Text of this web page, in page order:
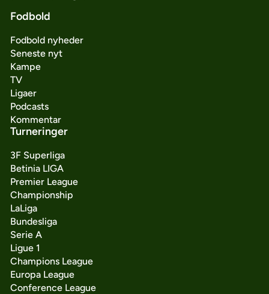
Fodbold
Fodbold nyheder
Seneste nyt
Kampe
TV
Ligaer
Podcasts
Kommentar
Turneringer
3F Superliga
Betinia LIGA
Premier League
Championship
LaLiga
Bundesliga
Serie A
Ligue 1
Champions League
Europa League
Conference League